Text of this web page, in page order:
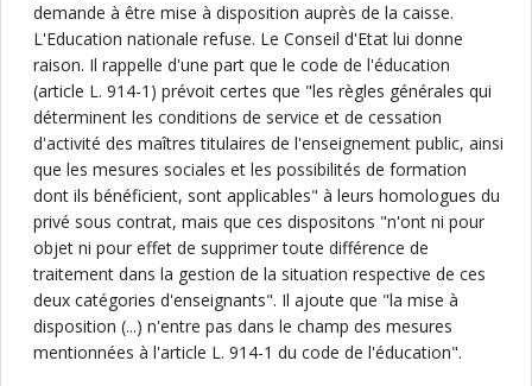
demande à être mise à disposition auprès de la caisse.
L'Education nationale refuse. Le Conseil d'Etat lui donne
raison. Il rappelle d'une part que le code de l'éducation
(article L. 914-1) prévoit certes que "les règles générales qui
déterminent les conditions de service et de cessation
d'activité des maîtres titulaires de l'enseignement public, ainsi
que les mesures sociales et les possibilités de formation
dont ils bénéficient, sont applicables" à leurs homologues du
privé sous contrat, mais que ces dispositons "n'ont ni pour
objet ni pour effet de supprimer toute différence de
traitement dans la gestion de la situation respective de ces
deux catégories d'enseignants". Il ajoute que "la mise à
disposition (...) n'entre pas dans le champ des mesures
mentionnées à l'article L. 914-1 du code de l'éducation".